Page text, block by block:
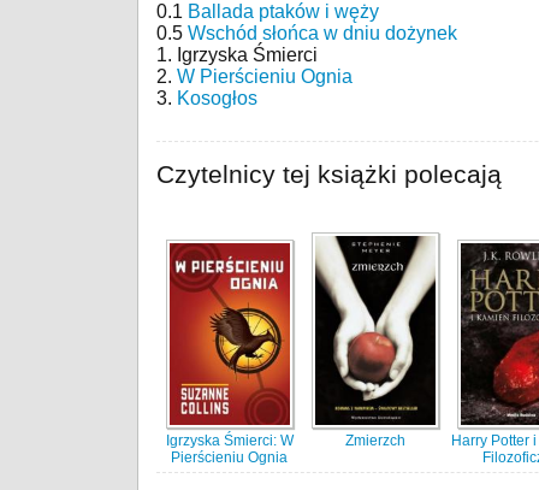
0.1 Ballada ptaków i węży
0.5 Wschód słońca w dniu dożynek
1. Igrzyska Śmierci
2. W Pierścieniu Ognia
3. Kosogłos
Czytelnicy tej książki polecają
Igrzyska Śmierci: W
Pierścieniu Ognia
Zmierzch
Harry Potter